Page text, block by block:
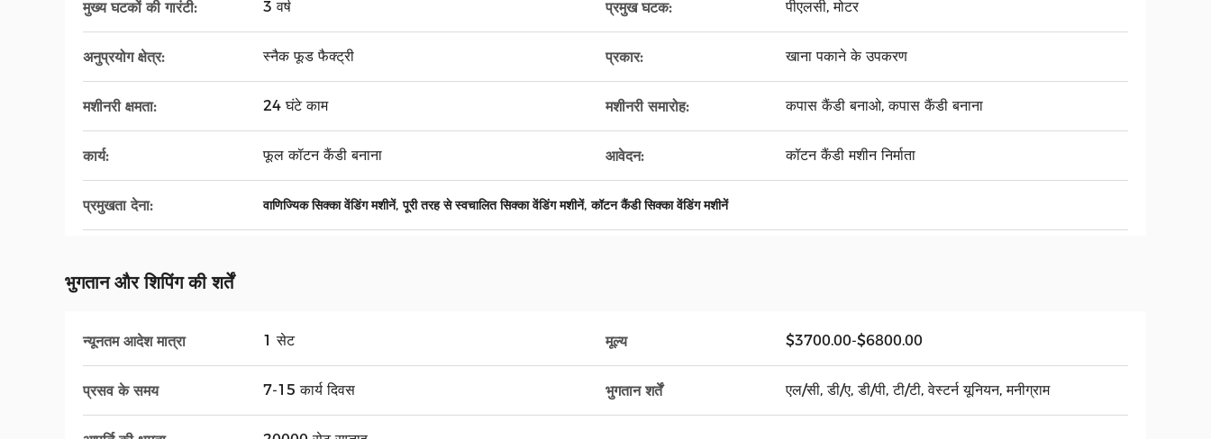
मुख्य घटकों की गारंटी: 3 वर्ष प्रमुख घटक: पीएलसी, मोटर
अनुप्रयोग क्षेत्र: स्नैक फूड फैक्ट्री प्रकार: खाना पकाने के उपकरण
मशीनरी क्षमता: 24 घंटे काम मशीनरी समारोह: कपास कैंडी बनाओ, कपास कैंडी बनाना
कार्य: फूल कॉटन कैंडी बनाना आवेदन: कॉटन कैंडी मशीन निर्माता
प्रमुखता देना: वाणिज्यिक सिक्का वेंडिंग मशीनें,पूरी तरह से स्वचालित सिक्का वेंडिंग मशीनें,कॉटन कैंडी सिक्का वेंडिंग मशीनें
भुगतान और शिपिंग की शर्तें
न्यूनतम आदेश मात्रा 1 सेट मूल्य $3700.00-$6800.00
प्रसव के समय 7-15 कार्य दिवस भुगतान शर्तें एल/सी, डी/ए, डी/पी, टी/टी, वेस्टर्न यूनियन, मनीग्राम